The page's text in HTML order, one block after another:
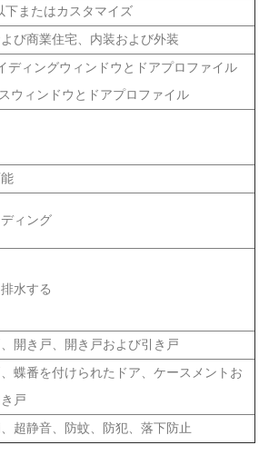
下またはカスタマイズ
び商業住宅、内装および外装
ディングウィンドウとドアプロファイル
ウィンドウとドアプロファイル
ィング
水する
開き戸、開き戸および引き戸
蝶番を付けられたドア、ケースメントお
戸
超静音、防蚊、防犯、落下防止